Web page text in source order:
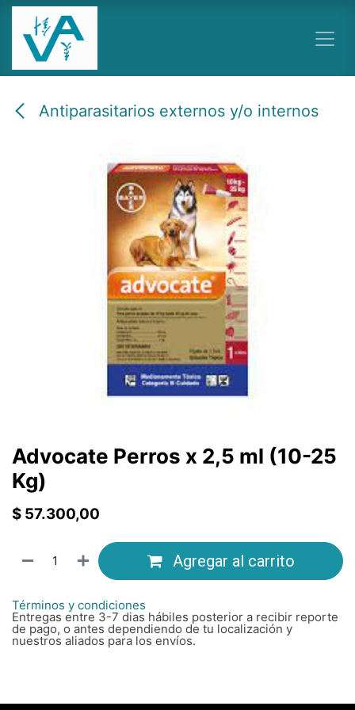
Ir al contenido
Antiparasitarios externos y/o internos
Advocate Perros x 2,5 ml (10-25
Kg)
$ 57.300,00
Agregar al carrito
Términos y condiciones
Entregas entre 3-7 dias hábiles posterior a recibir reporte
de pago, o antes dependiendo de tu localización y
nuestros aliados para los envíos.